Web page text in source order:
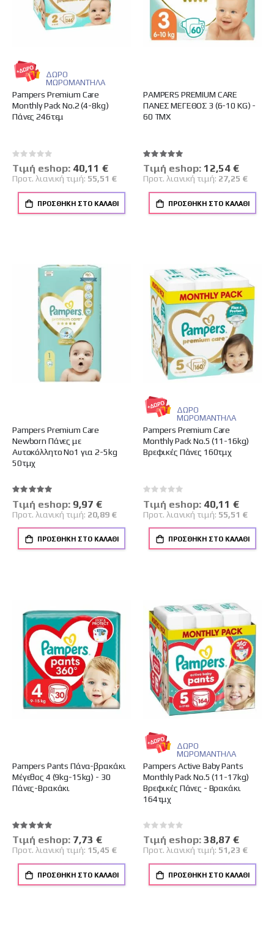
Pampers Premium Care
Monthly Pack No.2 (4-8kg)
Πάνες 246τεμ
ΔΩΡΟ
ΜΩΡΟΜΑΝΤΗΛΑ
Rating:
0%
Tιμή eshop: Ειδική
Τιμή
40,11 €
Προτ. λιανική τιμή: 55,51 €
ΠΡΟΣΘΉΚΗ ΣΤΟ ΚΑΛΆΘΙ
PAMPERS PREMIUM CARE
ΠΑΝΕΣ ΜΕΓΕΘΟΣ 3 (6-10 KG) -
60 ΤΜΧ
Βαθμολογία:
100%
Tιμή eshop: Ειδική
Τιμή
12,54 €
Προτ. λιανική τιμή: 27,25 €
ΠΡΟΣΘΉΚΗ ΣΤΟ ΚΑΛΆΘΙ
Pampers Premium Care
Newborn Πάνες με
Αυτοκόλλητο No1 για 2-5kg
50τμχ
Βαθμολογία:
100%
Tιμή eshop: Ειδική
Τιμή
9,97 €
Προτ. λιανική τιμή: 20,89 €
ΠΡΟΣΘΉΚΗ ΣΤΟ ΚΑΛΆΘΙ
Pampers Premium Care
Monthly Pack No.5 (11-16kg)
Βρεφικές Πάνες 160τμχ
ΔΩΡΟ
ΜΩΡΟΜΑΝΤΗΛΑ
Rating:
0%
Tιμή eshop: Ειδική
Τιμή
40,11 €
Προτ. λιανική τιμή: 55,51 €
ΠΡΟΣΘΉΚΗ ΣΤΟ ΚΑΛΆΘΙ
Pampers Pants Πάνα-βρακάκι
Μέγεθος 4 (9kg-15kg) - 30
Πάνες-Βρακάκι
Βαθμολογία:
100%
Tιμή eshop: Ειδική
Τιμή
7,73 €
Προτ. λιανική τιμή: 15,45 €
ΠΡΟΣΘΉΚΗ ΣΤΟ ΚΑΛΆΘΙ
Pampers Αctive Baby Pants
Monthly Pack No.5 (11-17kg)
Βρεφικές Πάνες - Βρακάκι
164τμχ
ΔΩΡΟ
ΜΩΡΟΜΑΝΤΗΛΑ
Rating:
0%
Tιμή eshop: Ειδική
Τιμή
38,87 €
Προτ. λιανική τιμή: 51,23 €
ΠΡΟΣΘΉΚΗ ΣΤΟ ΚΑΛΆΘΙ